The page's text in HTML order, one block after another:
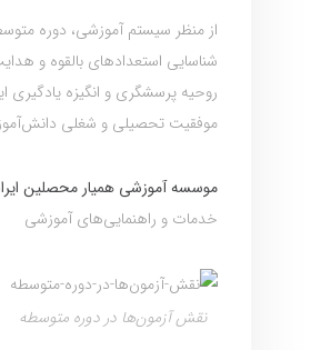
از منظر سیستم آموزشی، دوره
شناسایی استعدادهای بالقوه و
روحیه پرسشگری و انگیزه یادگیری
موفقیت تحصیلی و شغلی
موسسه آموزشی همیار محصلین
خدمات و راهنمایی‌های آموزشی
نقش آزمون‌ها در دوره متوسطه